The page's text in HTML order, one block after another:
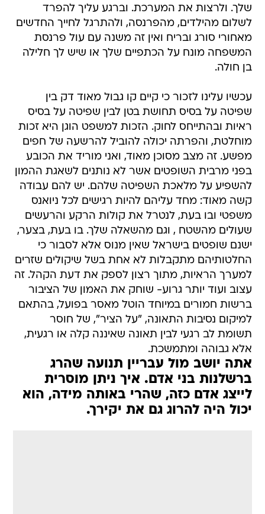
שלך. ולרצות את המערכת. וברגע עליך להפרד
לשלום מהילדים, מהפרנסה, ולהתרגל לחייך החדשים
מאחורי סורג ובריח ואין זה משנה עם עול פרנסת
המשפחה מונח על הכתפיים שלך או שיש לך חלילה
בן חולה.
עכשיו עלינו לזכור כי קיים קו גבול מאוד דק בין
שפיטה על בסיס תחושת בטן לבין שפיטה על בסיס
ראיות ובהתייחס לחוק. הזכות למשפט הוגן היא זכות
מוחלטת, והפרתה יכולה להוביל להרשעה של חפים
מפשע. זה מצב מסוכן מאוד, ואני מוריד את הכובע
בפני מרבית השופטים אשר לא נותנים לשאגת ההמון
להשפיע על מלאכת השפיטה שלהם. יש להם עבודה
קשה מאוד: מחד עליהם להיות רגישים לכל ניואנס
משפטי ובו בעת, לנטרל את קולות הרקע והרעשים
שעולים מהשטח , וגם מהשאלה שלך. בו בעת, בצער,
ישנם שופטים בישראל שאין מנוס אלא לסבור כי
החלטותיהם מתקבלות לא אחת בשל שיקולים שזרים
למערך הראיות, מתוך רצון לספק את דעת הקהל. זה
עצוב ועוד יותר גרוע- שוחק את האמון של הציבור
ברשות חמורים במיוחד הוטל מאסר בפועל, בהתאם
למיקום נסיבות התאונה, "על הציר", של חוסר
תשומת לב רגעי לבין תאונה שאיננה קלה או רגעית,
אלא גבוהה ומתמשכת.
אתה יושב מול עבריין תנועה שהרג
ברשלנות בני אדם. איך ניתן מוסרית
לייצג אדם כזה, שהרי באותה מידה, הוא
יכול היה להרוג גם את יקירך.